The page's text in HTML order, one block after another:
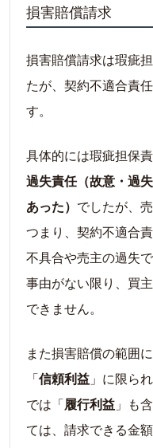
損害賠償請求
損害賠償請求は瑕疵
たが、契約不適合責
す。
具体的には瑕疵担保
過失責任（故意・過
あった） でしたが、
つまり、契約不適合
不具合や売主の過失
事由がない限り、買
できません。
また損害賠償の範囲
「信頼利益 」に限ら
では「履行利益 」も
ては、請求できる金